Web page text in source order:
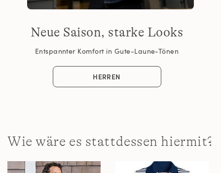
Neue Saison, starke Looks
Entspannter Komfort in Gute-Laune-Tönen
HERREN
Wie wäre es stattdessen hiermit?